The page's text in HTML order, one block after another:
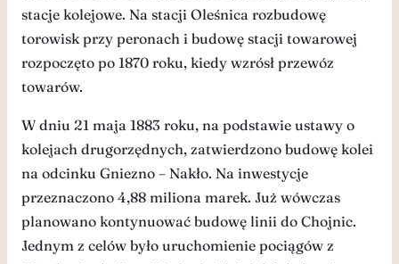
stacje kolejowe. Na stacji Oleśnica rozbudowę
torowisk przy peronach i budowę stacji towarowej
rozpoczęto po 1870 roku, kiedy wzrósł przewóz
towarów.
W dniu 21 maja 1883 roku, na podstawie ustawy o
kolejach drugorzędnych, zatwierdzono budowę kolei
na odcinku Gniezno – Nakło. Na inwestycje
przeznaczono 4,88 miliona marek. Już wówczas
planowano kontynuować budowę linii do Chojnic.
Jednym z celów było uruchomienie pociągów z